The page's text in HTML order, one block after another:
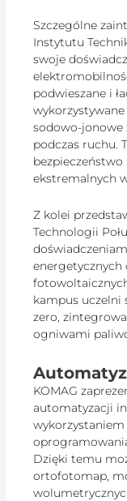
Szczególne
Instytutu
swoje
podwieszane i
sodowo-jonowe
podczas ruchu.
ekstremalnych
Z kolei
Technologii
energetycznych
kampus uczelni
zero,
ogniwami
KOMAG
automatyzacji
Dzięki temu
ortofotomap,